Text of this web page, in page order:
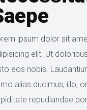
ipsum dolor sit
elit. Ut
eos nobis.
alias ducimus, illo,
repudiandae